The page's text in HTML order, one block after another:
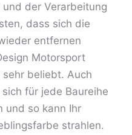
der Verarbeitung
dass sich die
entfernen
Motorsport
beliebt. Auch
für jede Baureihe
und so kann Ihr
strahlen.